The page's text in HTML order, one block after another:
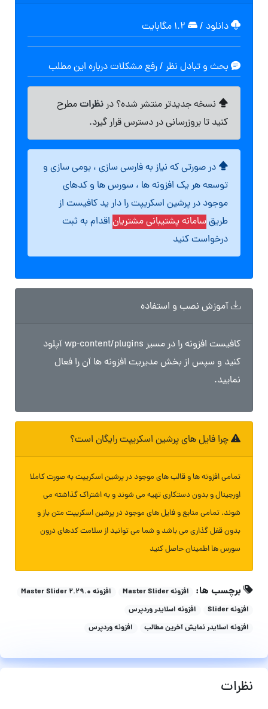
دانلود /
بحث و تبادل نظر / رفع مشکلات درباره این مطلب
نسخه جدیدتر منتشر شده؟ درنظراتمطرح
کنید تا بروزرسانی در دسترس قرار گیرد.
در صورتی که نیاز به فارسی سازی ، بومی سازی و
توسعه هر یک افزونه ها ، سورس ها و کدهای
موجود در پرشین اسکریپت را دار ید کافیست از
طریقسامانه پشتیبانی مشتریان اقدام به ثبت
درخواست کنید
آموزش نصب و استفاده
کافیست افزونه را در مسیر wp-content/plugins آپلود
کنید و سپس از بخش مدیریت افزونه ها آن را فعال
نمایید.
چرا فایل های پرشین اسکریپت رایگان است؟
تمامی افزونه ها و قالب های موجود در پرشین اسکریپت به صورت کاملا
اورجینال و بدون دستکاری تهیه می شوند و به اشتراک گذاشته می
شوند. تمامی منابع و فایل های موجود در پرشین اسکریپت متن باز و
بدون قفل گذاری می باشد و شما می توانید از سلامت کدهای درون
سورس ها اطمینان حاصل کنید
برچسب ها: افزونه Master Slider
افزونه Master Slider 2.29.0
افزونه Slider
افزونه اسلایدر وردپرس
افزونه اسلایدر نمایش آخرین مطالب
افزونه وردپرس
نظرات